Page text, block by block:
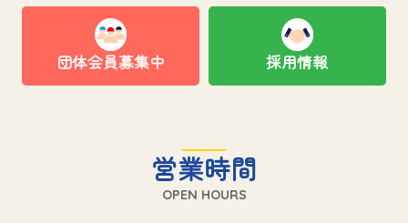
団体会員募集中 採用情報
営業時間
OPEN HOURS